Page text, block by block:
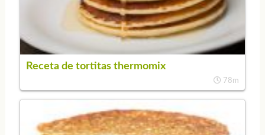
Receta de tortitas thermomix
78m